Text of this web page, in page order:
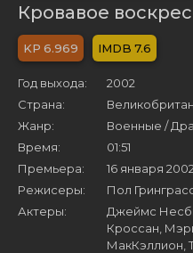
Кровавое
6.969 7.6
Год выхода:
2002
Страна:
Жанр:
Военные /
Время:
01:51
Премьера:
16 января 2002
Режисеры:
Пол
Актеры:
Джеймс
Кроссан,
МакКэллион,